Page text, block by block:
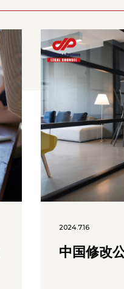
2024.7.16
中国修改